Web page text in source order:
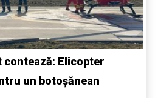
contează: Elicopter
un botoșănean